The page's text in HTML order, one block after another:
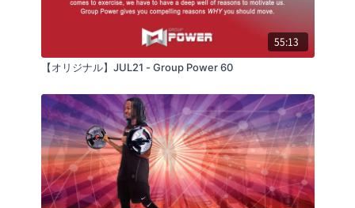
55:13
【オリジナル】JUL21 - Group Power 60